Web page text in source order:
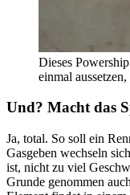
Dieses
einmal
Und? Macht das
Ja, total. So soll ein
Gasgeben wechseln
ist, nicht zu viel
Grunde genommen